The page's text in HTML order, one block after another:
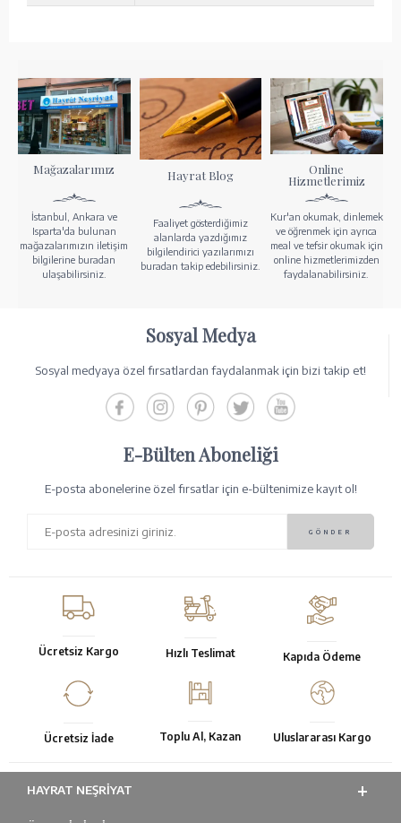
Mağazalarımız
İstanbul, Ankara ve
Isparta'da bulunan
mağazalarımızın iletişim
bilgilerine buradan
ulaşabilirsiniz.
Hayrat Blog
Faaliyet gösterdiğimiz
alanlarda yazdığımız
bilgilendirici yazılarımızı
buradan takip edebilirsiniz.
Online
Hizmetlerimiz
Kur'an okumak, dinlemek
ve öğrenmek için ayrıca
meal ve tefsir okumak için
online hizmetlerimizden
faydalanabilirsiniz.
Sosyal Medya
Sosyal medyaya özel fırsatlardan faydalanmak için bizi takip et!
E-Bülten Aboneliği
E-posta abonelerine özel fırsatlar için e-bültenimize kayıt ol!
Ücretsiz Kargo Hızlı Teslimat Kapıda Ödeme
Ücretsiz İade Toplu Al, Kazan Uluslararası Kargo
HAYRAT NEŞRIYAT